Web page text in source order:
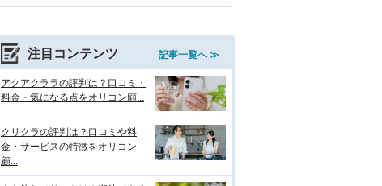
注目コンテンツ 記事一覧へ ≫
アクアクララの評判は？口コミ・
料金・気になる点をオリコン顧...
クリクラの評判は？口コミや料
金・サービスの特徴をオリコン
顧...